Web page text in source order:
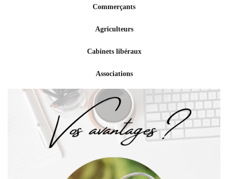
Commerçants
Agriculteurs
Cabinets libéraux
Associations